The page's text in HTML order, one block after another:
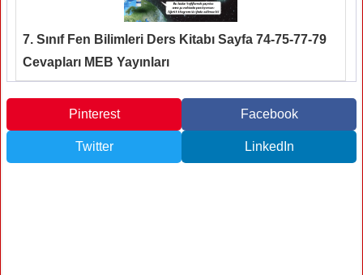
7. Sınıf Fen Bilimleri Ders Kitabı Sayfa 74-75-77-79
Cevapları MEB Yayınları
Pinterest Facebook
Twitter LinkedIn